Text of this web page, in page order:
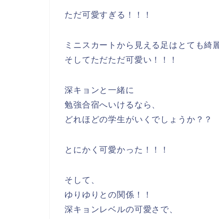
ただ可愛すぎる！！！
ミニスカートから見える足はとても綺
そしてただただ可愛い！！！
深キョンと一緒に
勉強合宿へいけるなら、
どれほどの学生がいくでしょうか？？
とにかく可愛かった！！！
そして、
ゆりゆりとの関係！！
深キョンレベルの可愛さで、